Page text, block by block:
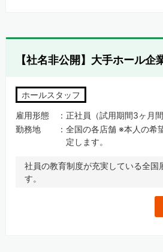
【社名非公開】大手ホール企
ホールスタッフ
雇用形態
正社員（試用期間3ヶ月間
勤務地
全国の各店舗 ※本人の希
定します。
社員の教育制度が充実している全国
す。